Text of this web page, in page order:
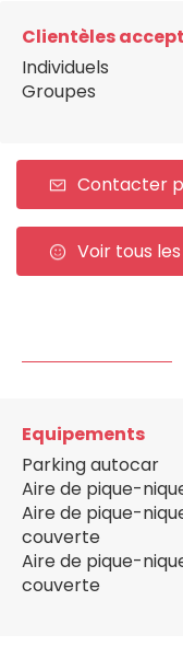
Clientèles
Individuels
Groupes
Contacter
Voir tous
Equipements
Parking autocar
Aire de pique-
Aire de pique-
couverte
Aire de pique-
couverte